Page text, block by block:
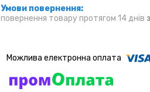
повернення товару протягом 14 днів